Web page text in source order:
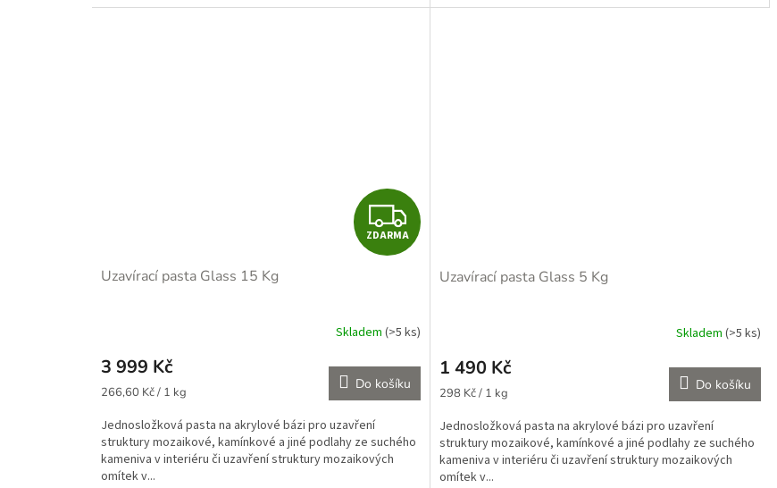
Z
D
R
M
A
ZDARMA
Uzavírací pasta Glass 15 Kg
Skladem(>5 ks)
3 999 Kč
Měrná
266,60 Kč / 1 kg Do košíku
Jednosložková pasta na akrylové bázi pro uzavření
struktury mozaikové, kamínkové a jiné podlahy ze suchého
kameniva v interiéru či uzavření struktury mozaikových
omítek v...
Uzavírací pasta Glass 5 Kg
Skladem (>5 ks)
1 490 Kč
Měrná
298 Kč / 1 kg Do košíku
Jednosložková pasta na akrylové bázi pro uzavření
struktury mozaikové, kamínkové a jiné podlahy ze suchého
kameniva v interiéru či uzavření struktury mozaikových
omítek v...